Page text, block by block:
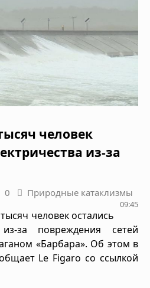
человек
из-за
0 Природные катаклизмы
09:45
человек остались
за повреждения сетей
«Барбара». Об этом в
Le Figaro со ссылкой